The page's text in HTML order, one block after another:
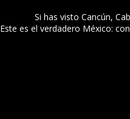
Si has visto Cancún,
Este es el verdadero México: